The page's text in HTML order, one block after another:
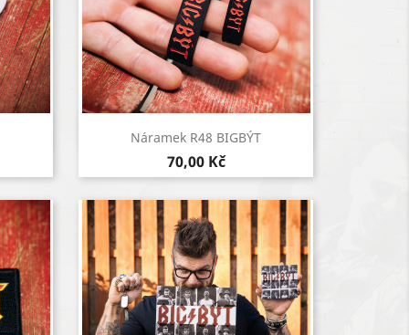
Rychlý náhled
Náramek R48 BIGBÝT
70,00 Kč